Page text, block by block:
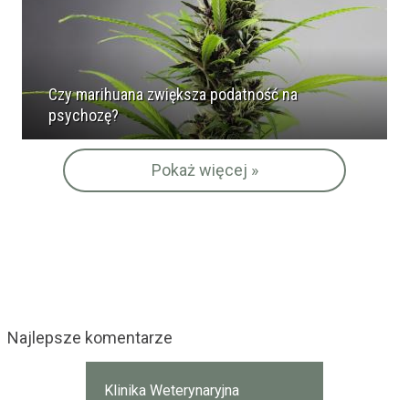
Czy marihuana zwiększa podatność na
psychozę?
Pokaż więcej »
Najlepsze komentarze
Klinika Weterynaryjna